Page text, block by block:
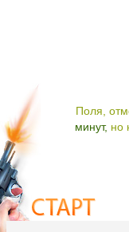
Поля,
минут, но